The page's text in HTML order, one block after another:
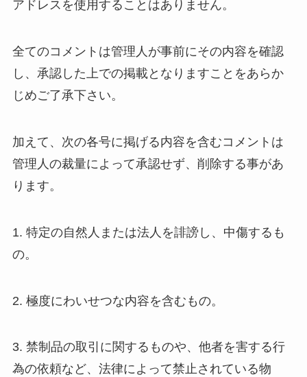
アドレスを使用することはありません。
全てのコメントは管理人が事前にその内容を確認
し、承認した上での掲載となりますことをあらか
じめご了承下さい。
加えて、次の各号に掲げる内容を含むコメントは
管理人の裁量によって承認せず、削除する事があ
ります。
1. 特定の自然人または法人を誹謗し、中傷するも
の。
2. 極度にわいせつな内容を含むもの。
3. 禁制品の取引に関するものや、他者を害する行
為の依頼など、法律によって禁止されている物